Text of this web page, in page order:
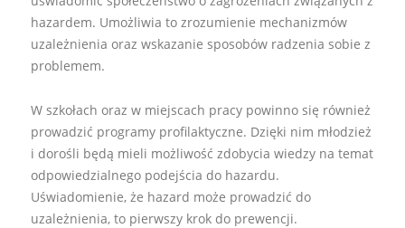
hazardem. Umożliwia to zrozumienie mechanizmów
uzależnienia oraz wskazanie sposobów radzenia sobie z
problemem.
W szkołach oraz w miejscach pracy powinno się również
prowadzić programy profilaktyczne. Dzięki nim młodzież
i dorośli będą mieli możliwość zdobycia wiedzy na temat
odpowiedzialnego podejścia do hazardu.
Uświadomienie, że hazard może prowadzić do
uzależnienia, to pierwszy krok do prewencji.